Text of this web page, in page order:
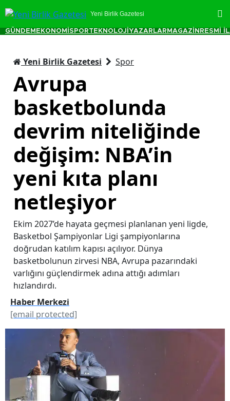
Yeni Birlik Gazetesi
GÜNDEM EKONOMİ SPORTEKNOLOJİ YAZARLAR MAGAZİN RESMİ
Yeni Birlik Gazetesi Spor
Avrupa
basketbolunda
devrim niteliğinde
değişim: NBA’in
yeni kıta planı
netleşiyor
Ekim 2027’de hayata geçmesi planlanan yeni ligde,
Basketbol Şampiyonlar Ligi şampiyonlarına
doğrudan katılım kapısı açılıyor. Dünya
basketbolunun zirvesi NBA, Avrupa pazarındaki
varlığını güçlendirmek adına attığı adımları
hızlandırdı.
Haber Merkezi
[email protected]